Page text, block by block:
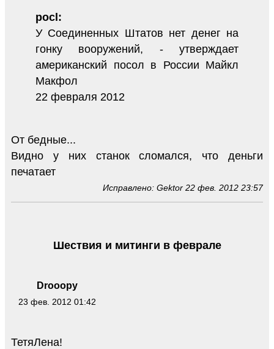
pocl:
У Соединенных Штатов нет денег на
гонку вооружений, - утверждает
американский посол в России Майкл
Макфол
22 февраля 2012
От бедные...
Видно у них станок сломался, что деньги
печатает
Исправлено: Gektor 22 фев. 2012 23:57
Drooopy
23 фев. 2012 01:42
Шествия и митинги в феврале
ТетяЛена!